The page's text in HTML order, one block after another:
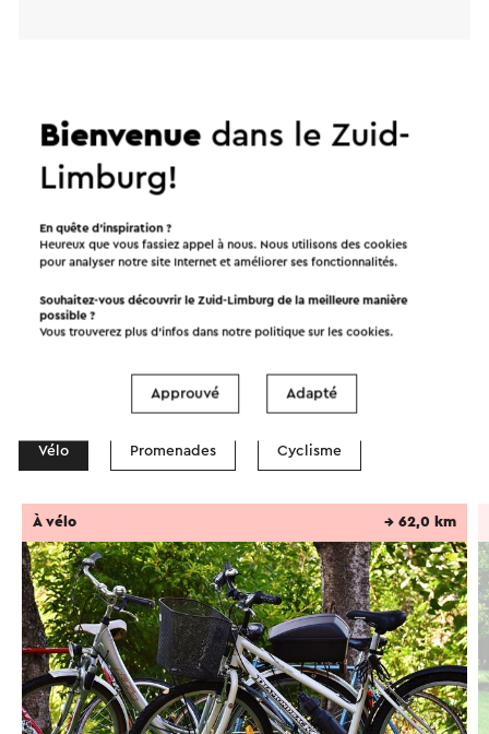
Limburg
Itinéraires dans les environs
Vélo Promenades Cyclisme
À vélo → 62,0 km
Bienvenuedans le Zuid-
Limburg!
En quête d’inspiration ?
Heureux que vous fassiez appel à nous. Nous utilisons des cookies
pour analyser notre site Internet et améliorer ses fonctionnalités.
Souhaitez-vous découvrir le Zuid-Limburg de la meilleure manière
possible ?
Vous trouverez plus d’infos dans notre politique sur lescookies.
Approuvé Adapté